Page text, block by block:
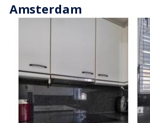
Amsterdam